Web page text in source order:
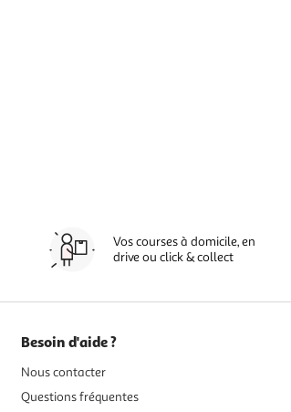
Vos courses à domicile, en
drive ou click & collect
Besoin d'aide ?
Nous contacter
Questions fréquentes